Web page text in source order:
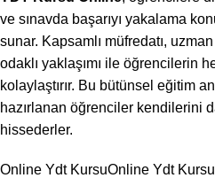
ve sınavda başarıyı yakalama
sunar. Kapsamlı müfredatı,
odaklı yaklaşımı ile öğrencilerin
kolaylaştırır. Bu bütünsel eğitim
hazırlanan öğrenciler kendilerini
hissederler.
Online Ydt KursuOnline Ydt